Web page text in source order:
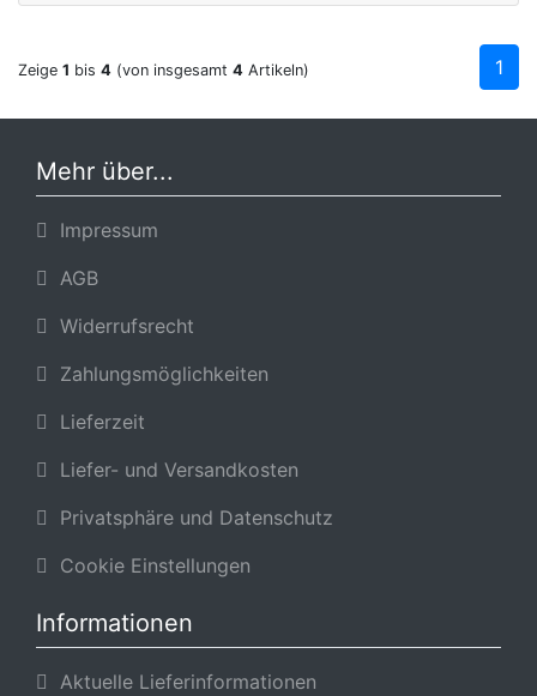
Zeige 1 bis 4 (von insgesamt 4 Artikeln) 1
Mehr über...
Impressum
AGB
Widerrufsrecht
Zahlungsmöglichkeiten
Lieferzeit
Liefer- und Versandkosten
Privatsphäre und Datenschutz
Cookie Einstellungen
Informationen
Aktuelle Lieferinformationen